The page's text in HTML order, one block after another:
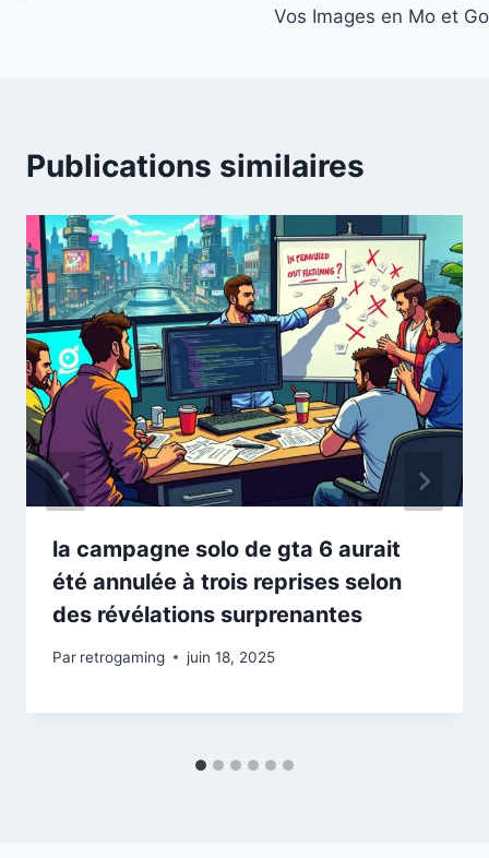
Vos Images en Mo et Go
Publications similaires
la campagne solo de gta 6 aurait
été annulée à trois reprises selon
des révélations surprenantes
Par retrogaming juin 18, 2025